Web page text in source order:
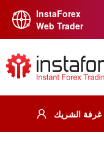
InstaForex
Web Trader
غرفة الشريك